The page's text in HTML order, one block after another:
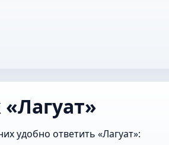
удобно ответить «Лагуат»: